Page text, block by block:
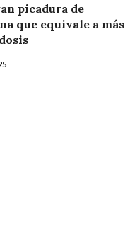
picadura de
que equivale a más